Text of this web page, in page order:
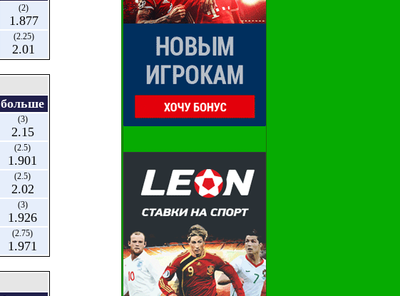
(2)
1.877
(2.25)
2.01
больше
(3)
2.15
(2.5)
1.901
(2.5)
2.02
(3)
1.926
(2.75)
1.971